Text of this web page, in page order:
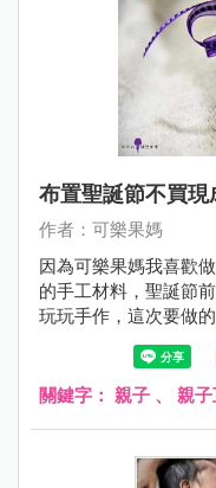
布置聖誕節不買
作者：可樂果媽
因為可樂果媽我喜歡
的手工材料，聖誕節
玩玩手作，這次要做的
關鍵字： 親子 、 親